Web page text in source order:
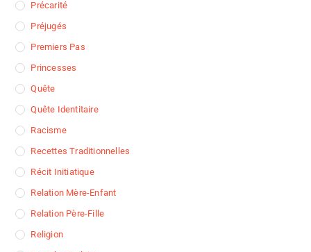
Précarité
Préjugés
Premiers Pas
Princesses
Quête
Quête Identitaire
Racisme
Recettes Traditionnelles
Récit Initiatique
Relation Mère-Enfant
Relation Père-Fille
Religion